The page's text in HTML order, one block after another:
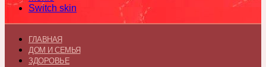
Switch skin
ГЛАВНАЯ
ДОМ И СЕМЬЯ
ЗДОРОВЬЕ